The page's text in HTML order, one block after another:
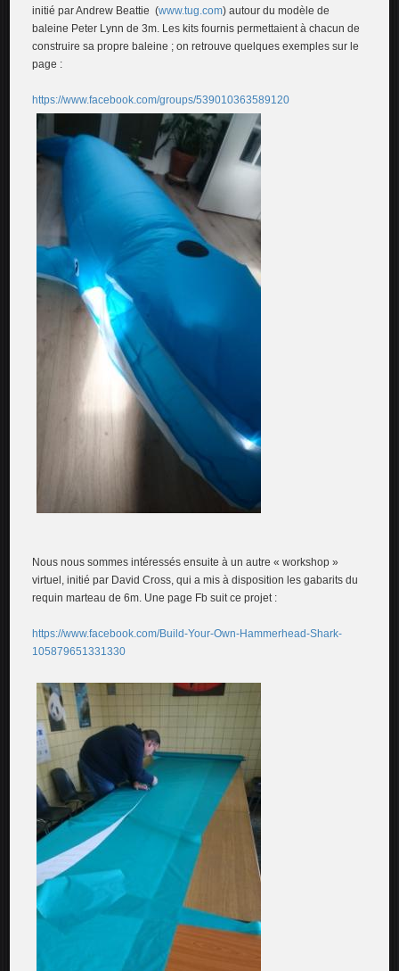
initié par Andrew Beattie (www.tug.com) autour du modèle de
baleine Peter Lynn de 3m. Les kits fournis permettaient à chacun de
construire sa propre baleine ; on retrouve quelques exemples sur le
page :
https://www.facebook.com/groups/539010363589120
Nous nous sommes intéressés ensuite à un autre « workshop »
virtuel, initié par David Cross, qui a mis à disposition les gabarits du
requin marteau de 6m. Une page Fb suit ce projet :
https://www.facebook.com/Build-Your-Own-Hammerhead-Shark-
105879651331330